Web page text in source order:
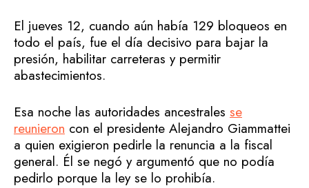
El jueves 12, cuando aún había 129 bloqueos en
todo el país, fue el día decisivo para bajar la
presión, habilitar carreteras y permitir
abastecimientos.
Esa noche las autoridades ancestrales se
reunieron con el presidente Alejandro Giammattei
a quien exigieron pedirle la renuncia a la fiscal
general. Él se negó y argumentó que no podía
pedirlo porque la ley se lo prohibía.